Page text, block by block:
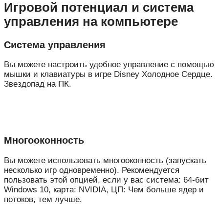
Игровой потенциал и система
управления на компьютере
Система управления
Вы можете настроить удобное управление с помощью
мышки и клавиатуры в игре Disney Холодное Сердце.
Звездопад на ПК.
Многооконность
Вы можете использовать многооконность (запускать
несколько игр одновременно). Рекомендуется
пользовать этой опцией, если у вас система: 64-бит
Windows 10, карта: NVIDIA, ЦП: Чем больше ядер и
потоков, тем лучше.